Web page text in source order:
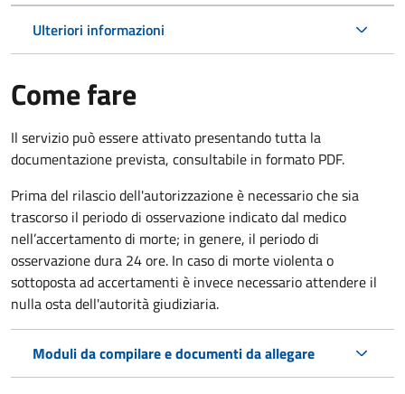
Ulteriori informazioni
Come fare
Il servizio può essere attivato presentando tutta la
documentazione prevista, consultabile in formato PDF.
Prima del rilascio dell'autorizzazione è necessario che sia
trascorso il periodo di osservazione indicato dal medico
nell’accertamento di morte; in genere, il periodo di
osservazione dura 24 ore. In caso di morte violenta o
sottoposta ad accertamenti è invece necessario attendere il
nulla osta dell'autorità giudiziaria.
Moduli da compilare e documenti da allegare